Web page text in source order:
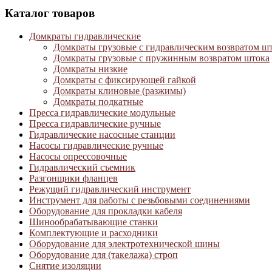
Каталог товаров
Домкраты гидравлические
Домкраты грузовые с гидравлическим возвратом
Домкраты грузовые с пружинным возвратом штока
Домкраты низкие
Домкраты с фиксирующей гайкой
Домкраты клиновые (разжимы)
Домкраты подкатные
Пресса гидравлические модульные
Пресса гидравлические ручные
Гидравлические насосные станции
Насосы гидравлические ручные
Насосы опрессовочные
Гидравлический съемник
Разгонщики фланцев
Режущий гидравлический инструмент
Инструмент для работы с резьбовыми соединениями
Оборудование для прокладки кабеля
Шинообрабатывающие станки
Комплектующие и расходники
Оборудование для электротехнической шины
Оборудование для (такелажа) строп
Снятие изоляции